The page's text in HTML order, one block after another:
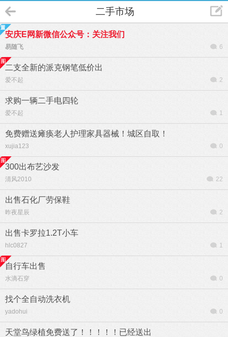
二手市场
安庆E网新微信公众号：关注我们
易随飞 6
二支全新的派克钢笔低价出
爱不起 2
求购一辆二手电四轮
爱不起 1
免费赠送瘫痪老人护理家具器械！城区自取！
xujia123 0
300出布艺沙发
清风2010 22
出售石化厂劳保鞋
昨夜星辰 2
出售卡罗拉1.2T小车
hlc0827 1
自行车出售
水滴石穿 0
找个全自动洗衣机
yadohui 0
天堂鸟绿植免费送了！！！！！已经送出